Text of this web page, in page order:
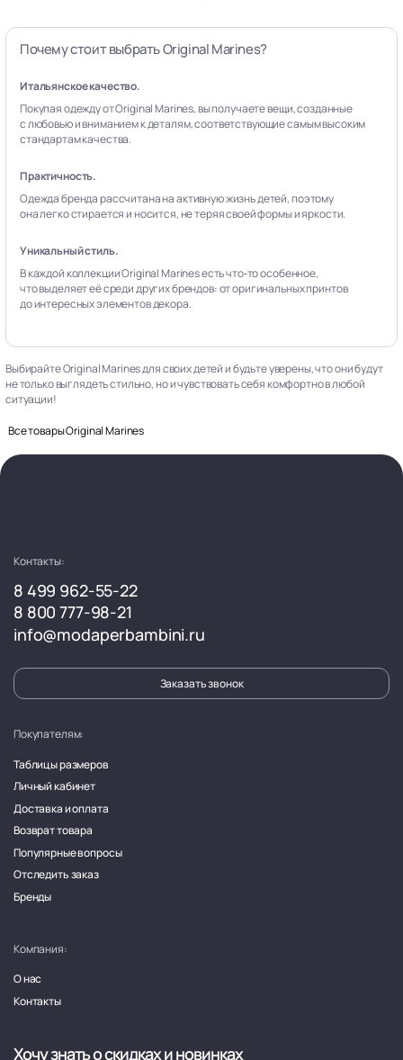
Почему стоит выбрать Original Marines?
Итальянское качество.
Покупая одежду от Original Marines, вы получаете вещи, созданные
с любовью и вниманием к деталям, соответствующие самым высоким
стандартам качества.
Практичность.
Одежда бренда рассчитана на активную жизнь детей, поэтому
она легко стирается и носится, не теряя своей формы и яркости.
Уникальный стиль.
В каждой коллекции Original Marines есть что‑то особенное,
что выделяет её среди других брендов: от оригинальных принтов
до интересных элементов декора.
Выбирайте Original Marines для своих детей и будьте уверены, что они будут
не только выглядеть стильно, но и чувствовать себя комфортно в любой
ситуации!
Все товары Original Marines
Контакты:
8 499 962-55-22
8 800 777-98-21
info@modaperbambini.ru
Заказать звонок
Покупателям:
Таблицы размеров
Личный кабинет
Доставка и оплата
Возврат товара
Популярные вопросы
Отследить заказ
Бренды
Компания:
О нас
Контакты
Хочу знать о скидках и новинках